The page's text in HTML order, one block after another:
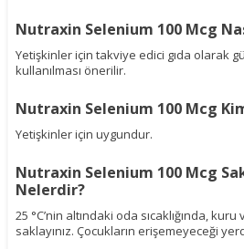
Nutraxin Selenium 100 Mcg
Yetişkinler için takviye edici gıda olarak
kullanılması önerilir.
Nutraxin Selenium 100 Mcg
Yetişkinler için uygundur.
Nutraxin Selenium 100 Mcg
Nelerdir?
25 °C’nin altındaki oda sıcaklığında,
saklayınız. Çocukların erişemeyeceği